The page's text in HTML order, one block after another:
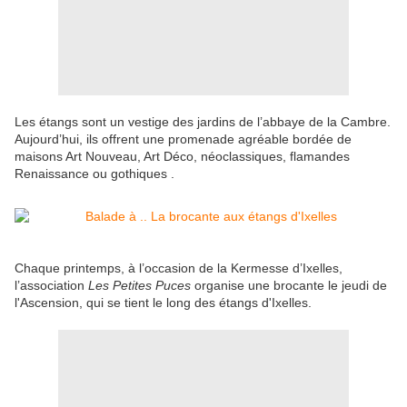
Les étangs sont un vestige des jardins de l’abbaye de la Cambre.
Aujourd’hui, ils offrent une promenade agréable bordée de
maisons Art Nouveau, Art Déco, néoclassiques, flamandes
Renaissance ou gothiques .
Chaque printemps, à l’occasion de la Kermesse d’Ixelles,
l’association Les Petites Puces organise une brocante le jeudi de
l'Ascension, qui se tient le long des étangs d'Ixelles.